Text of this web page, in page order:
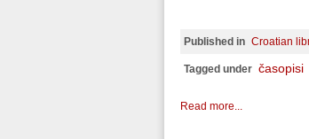
Published in Croatian
Tagged under časopisi
Read more...